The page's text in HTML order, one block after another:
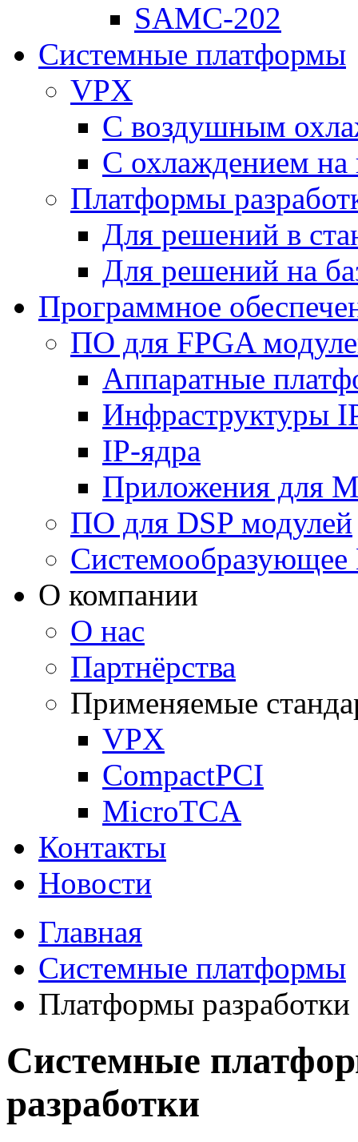
SAMC-202
Системные платформы
VPX
С воздушным
С охлаждением на
Платформы
Для решений в
Для решений на
Программное
ПО для FPGA
Аппаратные
Инфраструктуры
IP-ядра
Приложения для
ПО для DSP модулей
О компании
О нас
Партнёрства
Применяемые
VPX
CompactPCI
MicroTCA
Контакты
Новости
Главная
Системные платформы
Платформы разработки
Системные
разработки